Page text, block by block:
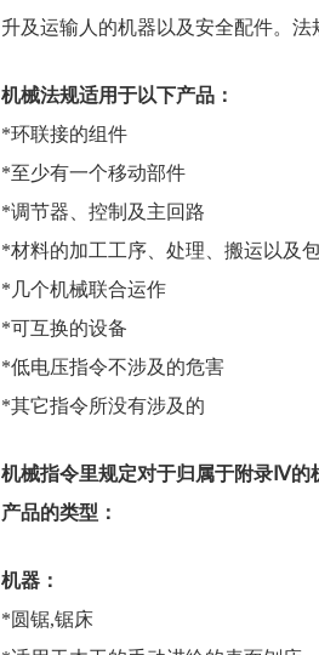
升及运输人的机器以及安全配件。
机械法规适用于以下产品：
*环联接的组件
*至少有一个移动部件
*调节器、控制及主回路
*材料的加工工序、处理、搬运以及
*几个机械联合运作
*可互换的设备
*低电压指令不涉及的危害
*其它指令所没有涉及的
机械指令里规定对于归属于附录 Ⅳ的
产品的类型：
机器：
*圆锯,锯床